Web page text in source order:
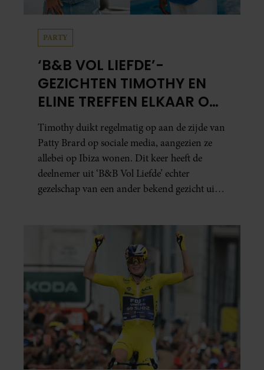
PARTY
‘B&B VOL LIEFDE’-
GEZICHTEN TIMOTHY EN
ELINE TREFFEN ELKAAR OP
IBIZA
Timothy duikt regelmatig op aan de zijde van
Patty Brard op sociale media, aangezien ze
allebei op Ibiza wonen. Dit keer heeft de
deelnemer uit ‘B&B Vol Liefde’ echter
gezelschap van een ander bekend gezicht uit